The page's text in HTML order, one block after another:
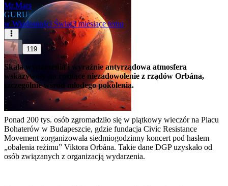
Mr.Mars
GURU
w Wiadomości Świat3 miesiące temu
119
Skala wydarzenia i wyraźnie antyrządowa atmosfera
wskazywały na rosnące niezadowolenie z rządów Orbána,
szczególnie wśród młodego pokolenia.
Ponad 200 tys. osób zgromadziło się w piątkowy wieczór na Placu
Bohaterów w Budapeszcie, gdzie fundacja Civic Resistance
Movement zorganizowała siedmiogodzinny koncert pod hasłem
„obalenia reżimu” Viktora Orbána. Takie dane DGP uzyskało od
osób związanych z organizacją wydarzenia.